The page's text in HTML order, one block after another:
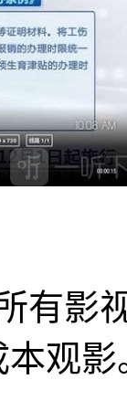
有影
本观影